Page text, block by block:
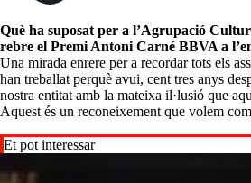
Què ha suposat per a l’Agrupació
rebre el Premi Antoni Carné BBVA a
Una mirada enrere per a recordar tots els
han treballat perquè avui, cent tres anys
nostra entitat amb la mateixa il·lusió que
Aquest és un reconeixement que volem
Et pot interessar